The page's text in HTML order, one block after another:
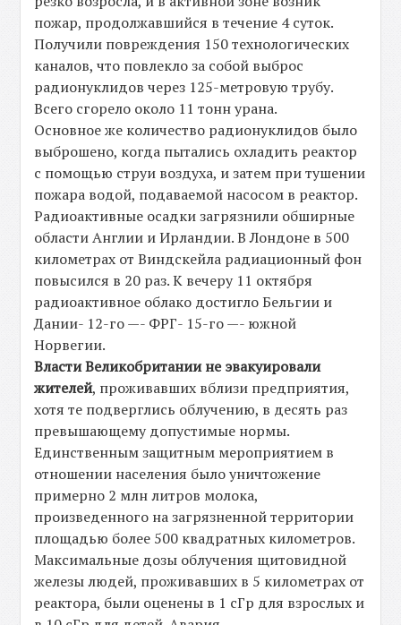
пожар, продолжавшийся в течение 4 суток.
Получили повреждения 150 технологических
каналов, что повлекло за собой выброс
радионуклидов через 125-метровую трубу.
Всего сгорело около 11 тонн урана.
Основное же количество радионуклидов было
выброшено, когда пытались охладить реактор
с помощью струи воздуха, и затем при тушении
пожара водой, подаваемой насосом в реактор.
Радиоактивные осадки загрязнили обширные
области Англии и Ирландии. В Лондоне в 500
километрах от Виндскейла радиационный фон
повысился в 20 раз. К вечеру 11 октября
радиоактивное облако достигло Бельгии и
Дании- 12-го —- ФРГ- 15-го —- южной
Норвегии.
Власти Великобритании не эвакуировали
жителей, проживавших вблизи предприятия,
хотя те подверглись облучению, в десять раз
превышающему допустимые нормы.
Единственным защитным мероприятием в
отношении населения было уничтожение
примерно 2 млн литров молока,
произведенного на загрязненной территории
площадью более 500 квадратных километров.
Максимальные дозы облучения щитовидной
железы людей, проживавших в 5 километрах от
реактора, были оценены в 1 сГр для взрослых и